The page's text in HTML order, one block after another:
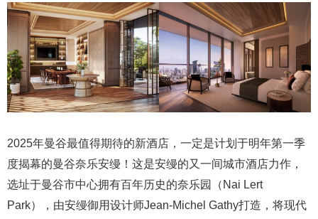
2025年曼谷最值得期待的新酒店，一定是计划于明年第一季
度揭幕的曼谷奈乐安缦！这是安缦的又一间城市酒店力作，
选址于曼谷市中心拥有百年历史的奈乐园（Nai Lert
Park），由安缦御用设计师Jean-Michel Gathy打造，将现代